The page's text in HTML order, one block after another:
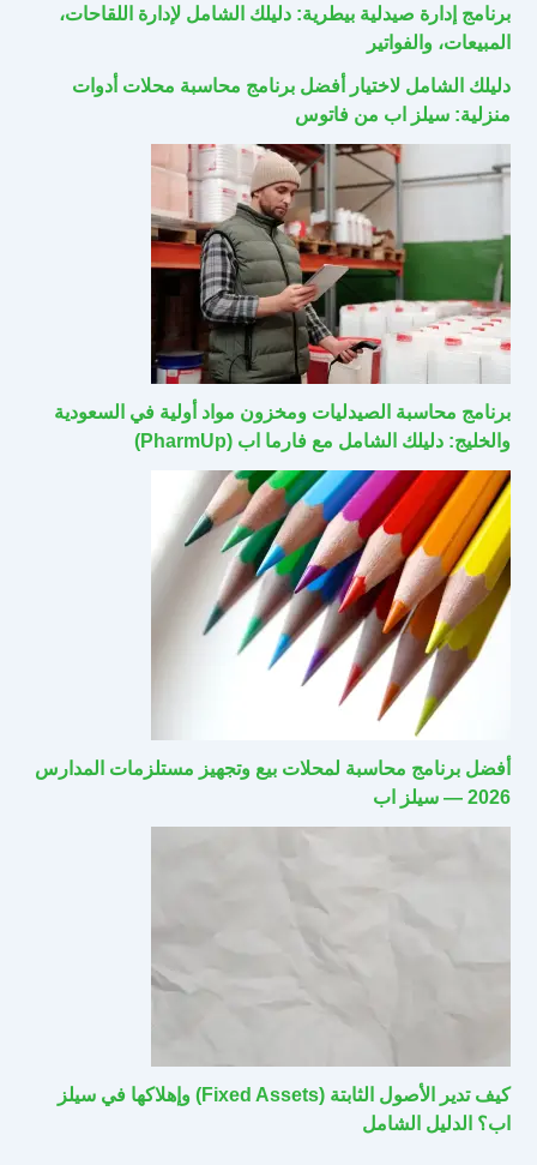
برنامج إدارة صيدلية بيطرية: دليلك الشامل لإدارة اللقاحات،
المبيعات، والفواتير
دليلك الشامل لاختيار أفضل برنامج محاسبة محلات أدوات
منزلية: سيلز اب من فاتوس
برنامج محاسبة الصيدليات ومخزون مواد أولية في السعودية
والخليج: دليلك الشامل مع فارما اب (PharmUp)
أفضل برنامج محاسبة لمحلات بيع وتجهيز مستلزمات المدارس
2026 — سيلز اب
كيف تدير الأصول الثابتة (Fixed Assets) وإهلاكها في سيلز
اب؟ الدليل الشامل